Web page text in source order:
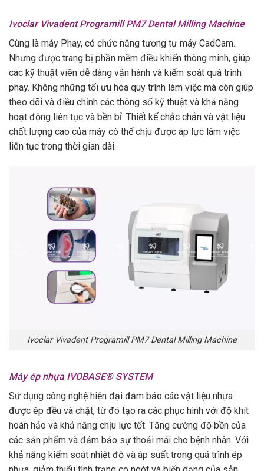
Ivoclar Vivadent Programill PM7 Dental Milling Machine
Cùng là máy Phay, có chức năng tương tự máy CadCam.
Nhưng được trang bị phần mềm điều khiển thông minh, giúp
các kỹ thuật viên dễ dàng vận hành và kiểm soát quá trình
phay. Không những tối ưu hóa quy trình làm việc mà còn giúp
theo dõi và điều chỉnh các thông số kỹ thuật và khả năng
hoạt động liên tục và bền bỉ. Thiết kế chắc chắn và vật liệu
chất lượng cao của máy có thể chịu được áp lực làm việc
liên tục trong thời gian dài.
Ivoclar Vivadent Programill PM7 Dental Milling Machine
Máy ép nhựa IVOBASE® SYSTEM
Sử dụng công nghệ hiện đại đảm bảo các vật liệu nhựa
được ép đều và chặt, từ đó tạo ra các phục hình với độ khít
hoàn hảo và khả năng chịu lực tốt. Tăng cường độ bền của
các sản phẩm và đảm bảo sự thoải mái cho bệnh nhân. Với
khả năng kiểm soát nhiệt độ và áp suất trong quá trình ép